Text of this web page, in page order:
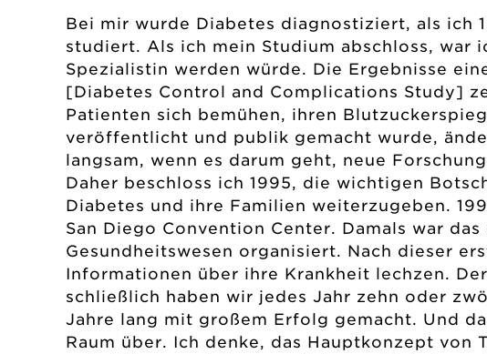
Bei mir wurde Diabetes diagnostiziert, als ich
studiert. Als ich mein Studium abschloss, war
Spezialistin werden würde. Die Ergebnisse
[Diabetes Control and Complications Study]
Patienten sich bemühen, ihren
veröffentlicht und publik gemacht wurde,
langsam, wenn es darum geht, neue
Daher beschloss ich 1995, die wichtigen
Diabetes und ihre Familien weiterzugeben.
San Diego Convention Center. Damals war
Gesundheitswesen organisiert. Nach dieser
Informationen über ihre Krankheit lechzen.
schließlich haben wir jedes Jahr zehn oder
Jahre lang mit großem Erfolg gemacht. Und
Raum über. Ich denke, das Hauptkonzept von